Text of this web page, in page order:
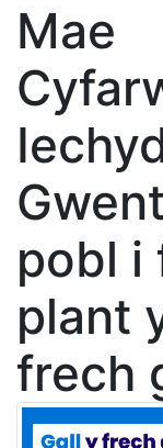
Mae
pobl i
plant
frech